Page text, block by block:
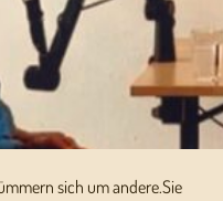
sich um andere.Sie